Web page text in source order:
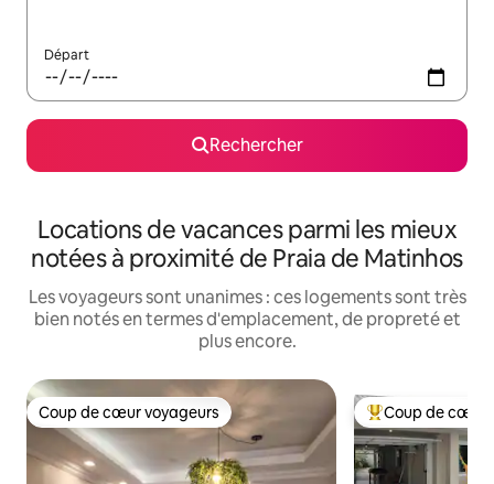
Départ
Rechercher
Locations de vacances parmi les mieux
notées à proximité de Praia de Matinhos
Les voyageurs sont unanimes : ces logements sont très
bien notés en termes d'emplacement, de propreté et
plus encore.
Coup de cœur voyageurs
Coup de cœur voyageurs Coups de cœur
Coup de cœur